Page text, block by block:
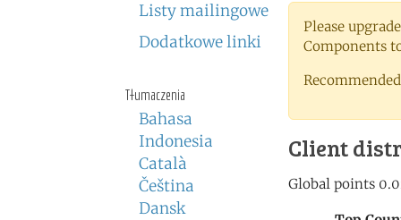
Listy mailingowe
Dodatkowe linki
Tłumaczenia
Bahasa
Indonesia
Català
Čeština
Dansk
Please
Components
Client